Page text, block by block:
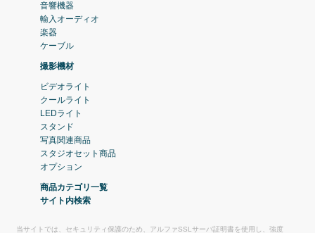
音響機器
輸入オーディオ
楽器
ケーブル
撮影機材
ビデオライト
クールライト
LEDライト
スタンド
写真関連商品
スタジオセット商品
オプション
商品カテゴリ一覧
サイト内検索
当サイトでは、セキュリティ保護のため、アルファSSLサーバ証明書を使用し、強度